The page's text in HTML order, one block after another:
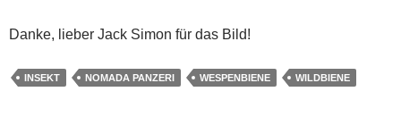
Danke, lieber Jack Simon für das Bild!
INSEKT NOMADA PANZERI WESPENBIENE WILDBIENE